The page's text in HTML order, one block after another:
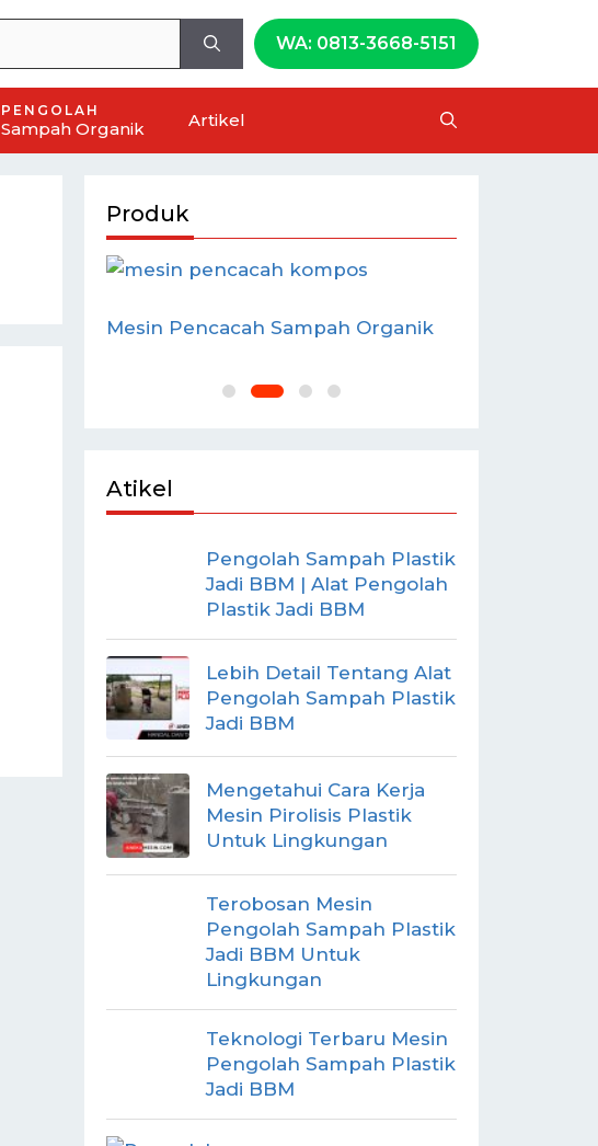
WA: 0813-3668-5151
PENGOLAH
Sampah Organik Artikel
Produk
Mesin Pencacah Sampah Organik
Atikel
Pengolah Sampah Plastik
Jadi BBM | Alat Pengolah
Plastik Jadi BBM
Lebih Detail Tentang Alat
Pengolah Sampah Plastik
Jadi BBM
Mengetahui Cara Kerja
Mesin Pirolisis Plastik
Untuk Lingkungan
Terobosan Mesin
Pengolah Sampah Plastik
Jadi BBM Untuk
Lingkungan
Teknologi Terbaru Mesin
Pengolah Sampah Plastik
Jadi BBM